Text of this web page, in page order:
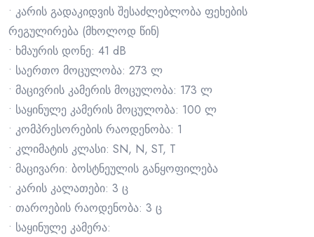
• კარის გადაკიდვის შესაძლებლობა ფეხების
რეგულირება (მხოლოდ წინ)
• ხმაურის დონე: 41 dB
• საერთო მოცულობა: 273 ლ
• მაცივრის კამერის მოცულობა: 173 ლ
• საყინულე კამერის მოცულობა: 100 ლ
• კომპრესორების რაოდენობა: 1
• კლიმატის კლასი: SN, N, ST, T
• მაცივარი: ბოსტნეულის განყოფილება
• კარის კალათები: 3 ც
• თაროების რაოდენობა: 3 ც
• საყინულე კამერა: